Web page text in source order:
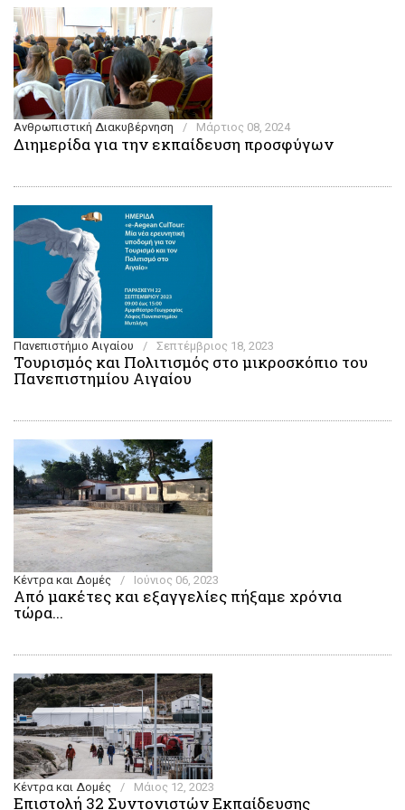
Ανθρωπιστική Διακυβέρνηση / Μάρτιος 08, 2024
Διημερίδα για την εκπαίδευση προσφύγων
Πανεπιστήμιο Αιγαίου / Σεπτέμβριος 18, 2023
Τουρισμός και Πολιτισμός στο μικροσκόπιο του
Πανεπιστημίου Αιγαίου
Κέντρα και Δομές / Ιούνιος 06, 2023
Από μακέτες και εξαγγελίες πήξαμε χρόνια
τώρα...
Κέντρα και Δομές / Μάιος 12, 2023
Eπιστολή 32 Συντονιστών Εκπαίδευσης